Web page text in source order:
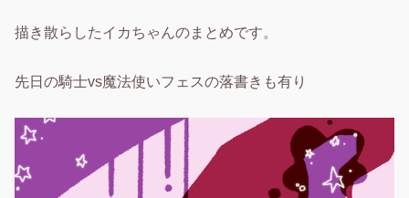
描き散らしたイカちゃんのまとめです。
先日の騎士vs魔法使いフェスの落書きも有り